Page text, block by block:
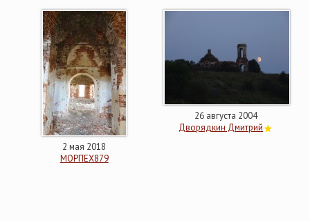
2 мая 2018
МОРПЕХ879
26 августа 2004
Дворядкин Дмитрий